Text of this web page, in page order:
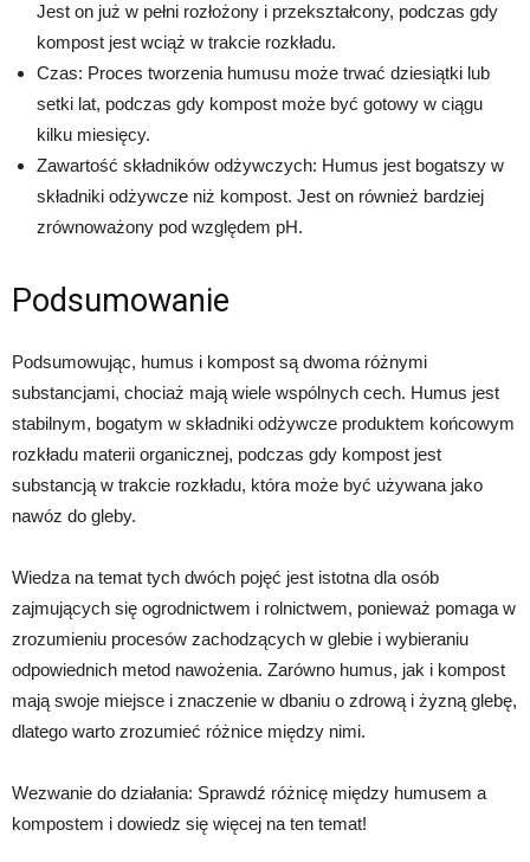
Jest on już w pełni rozłożony i przekształcony, podczas gdy
kompost jest wciąż w trakcie rozkładu.
Czas: Proces tworzenia humusu może trwać dziesiątki lub
setki lat, podczas gdy kompost może być gotowy w ciągu
kilku miesięcy.
Zawartość składników odżywczych: Humus jest bogatszy w
składniki odżywcze niż kompost. Jest on również bardziej
zrównoważony pod względem pH.
Podsumowanie
Podsumowując, humus i kompost są dwoma różnymi
substancjami, chociaż mają wiele wspólnych cech. Humus jest
stabilnym, bogatym w składniki odżywcze produktem końcowym
rozkładu materii organicznej, podczas gdy kompost jest
substancją w trakcie rozkładu, która może być używana jako
nawóz do gleby.
Wiedza na temat tych dwóch pojęć jest istotna dla osób
zajmujących się ogrodnictwem i rolnictwem, ponieważ pomaga w
zrozumieniu procesów zachodzących w glebie i wybieraniu
odpowiednich metod nawożenia. Zarówno humus, jak i kompost
mają swoje miejsce i znaczenie w dbaniu o zdrową i żyzną glebę,
dlatego warto zrozumieć różnice między nimi.
Wezwanie do działania: Sprawdź różnicę między humusem a
kompostem i dowiedz się więcej na ten temat!